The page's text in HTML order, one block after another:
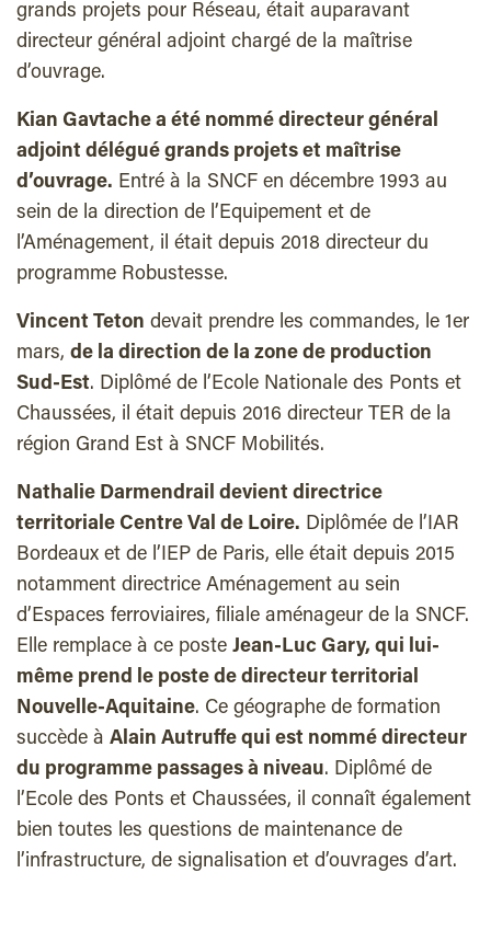
grands projets pour Réseau, était auparavant
directeur général adjoint chargé de la maîtrise
d’ouvrage.
Kian Gavtache a été nommé directeur général
adjoint délégué grands projets et maîtrise
d’ouvrage. Entré à la SNCF en décembre 1993 au
sein de la direction de l’Equipement et de
l’Aménagement, il était depuis 2018 directeur du
programme Robustesse.
Vincent Teton devait prendre les commandes, le 1er
mars, de la direction de la zone de production
Sud-Est. Diplômé de l’Ecole Nationale des Ponts et
Chaussées, il était depuis 2016 directeur TER de la
région Grand Est à SNCF Mobilités.
Nathalie Darmendrail devient directrice
territoriale Centre Val de Loire. Diplômée de l’IAR
Bordeaux et de l’IEP de Paris, elle était depuis 2015
notamment directrice Aménagement au sein
d’Espaces ferroviaires, filiale aménageur de la SNCF.
Elle remplace à ce poste Jean-Luc Gary, qui lui-
même prend le poste de directeur territorial
Nouvelle-Aquitaine. Ce géographe de formation
succède à Alain Autruffe qui est nommé directeur
du programme passages à niveau. Diplômé de
l’Ecole des Ponts et Chaussées, il connaît également
bien toutes les questions de maintenance de
l’infrastructure, de signalisation et d’ouvrages d’art.